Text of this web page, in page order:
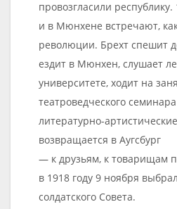
провозгласили республику.
и в Мюнхене встречают,
революции. Брехт спешит
ездит в Мюнхен, слушает
университете, ходит на
театроведческого
литературно-
возвращается в Аугсбург
— к друзьям, к товарищам
в 1918 году 9 ноября
солдатского Совета.